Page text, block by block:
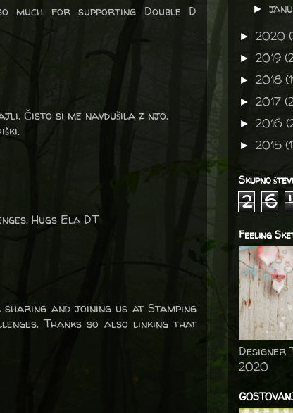
much for supporting Double D
Čisto si me navdušila z njo.
Hugs Ela DT
and joining us at Stamping
Thanks so also linking that
►
► 2020
► 2019
► 2018
► 2017
► 2016
► 2015
Skupno
2 6
Feeling
Designer
2020